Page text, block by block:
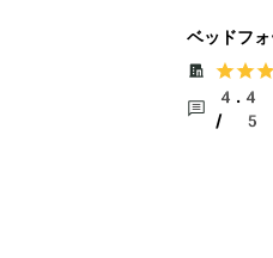
ベッドフ
4.4
/ 5